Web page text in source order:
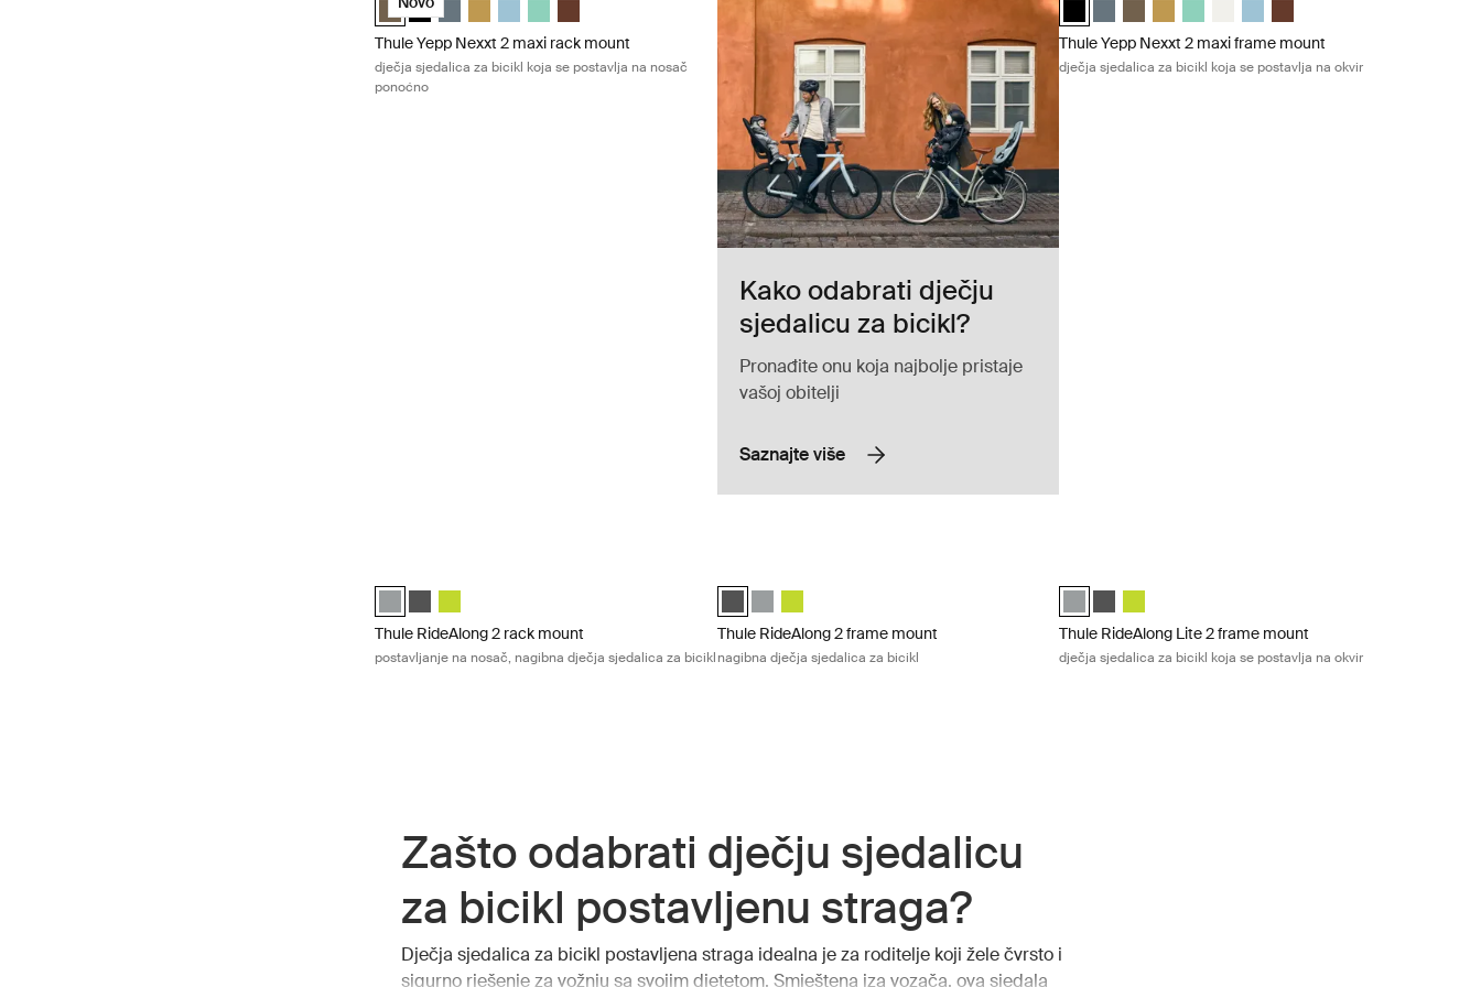
Thule Yepp Nexxt 2 maxi rack mount
dječja sjedalica za bicikl koja se postavlja na nosač
ponoćno
Kako odabrati dječju
sjedalicu za bicikl?
Pronađite onu koja najbolje pristaje
vašoj obitelji
Saznajte više
Thule Yepp Nexxt 2 maxi frame mount
dječja sjedalica za bicikl koja se postavlja na okvir
Thule RideAlong 2 rack mount Light Gray (selected)
Thule RideAlong 2 rack mount Dark Gray
Thule RideAlong 2 rack mount Zen Lime
Thule RideAlong 2 rack mount
postavljanje na nosač, nagibna dječja sjedalica za bicikl
Thule RideAlong 2 Dark Gray (selected)
Thule RideAlong 2 Light Gray
Thule RideAlong 2 Zen Lime
Thule RideAlong 2 frame mount
nagibna dječja sjedalica za bicikl
Thule RideAlong Lite 2 Light Gray (selected)
Thule RideAlong Lite 2 Dark Gray
Thule RideAlong Lite 2 Zen Lime
Thule RideAlong Lite 2 frame mount
dječja sjedalica za bicikl koja se postavlja na okvir
Zašto odabrati dječju sjedalicu
za bicikl postavljenu straga?
Dječja sjedalica za bicikl postavljena straga idealna je za roditelje koji žele čvrsto i
sigurno rješenje za vožnju sa svojim djetetom. Smještena iza vozača, ova sjedala